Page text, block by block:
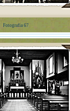
Fotografia 67